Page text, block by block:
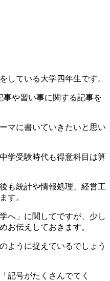
している大学四年生です。
事や習い事に関する記事を
マに書いていきたいと思い
学受験時代も得意科目は算
も統計や情報処理、経営工
す。
へ」に関してですが、少し
お伝えしておきます。
ように捉えているでしょう
記号がたくさんでてく